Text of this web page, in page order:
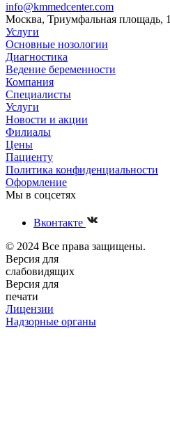
info@kmmedcenter.com
Москва, Триумфальная площадь, 1
Услуги
Основные нозологии
Диагностика
Ведение беременности
Компания
Специалисты
Услуги
Новости и акции
Филиалы
Цены
Пациенту
Политика конфиденциальности
Оформление
Мы в соцсетях
Вконтакте
© 2024 Все права защищены.
Версия для
слабовидящих
Версия для
печати
Лицензии
Надзорные органы